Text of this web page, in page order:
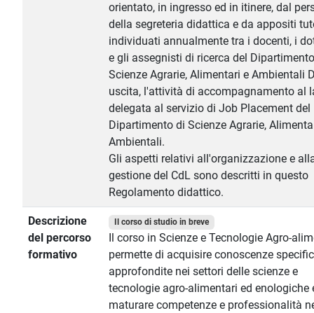
orientato, in ingresso ed in itinere, dal
della segreteria didattica e da appositi
individuati annualmente tra i docenti, i
e gli assegnisti di ricerca del
Scienze Agrarie, Alimentari e Ambientali
uscita, l'attività di accompagnamento al
delegata al servizio di Job Placement del
Dipartimento di Scienze Agrarie,
Ambientali.
Gli aspetti relativi all'organizzazione e
gestione del CdL sono descritti in questo
Regolamento didattico.
Descrizione
del percorso
formativo
Il corso di studio in breve
Il corso in Scienze e Tecnologie Agro-
permette di acquisire conoscenze
approfondite nei settori delle scienze e
tecnologie agro-alimentari ed enologiche
maturare competenze e professionalità